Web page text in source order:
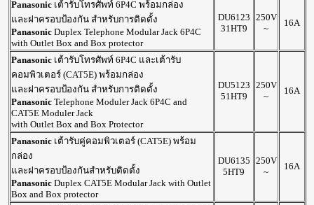
Panasonicเต้ารับโทรศัพท์ 6P4C พร้อมกล่อง
และฝาครอบป้องกัน สำหรับการติดตั้ง
PanasonicDuplex Telephone Modular Jack 6P4C
with Outlet Box and Box protector
DU6123
31HT9
250V
~
16A
Panasonicเต้ารับโทรศัพท์ 6P4C และเต้ารับ
คอมพิวเตอร์ (CAT5E) พร้อมกล่อง
และฝาครอบป้องกัน สำหรับการติดตั้ง
PanasonicTelephone Moduler Jack 6P4C and
CAT5E Moduler Jack
with Outlet Box and Box Protector
DU5123
51HT9
250V
~
16A
Panasonicเต้ารับคู่คอมพิวเตอร์ (CAT5E) พร้อม
กล่อง
และฝาครอบป้องกันสำหรับติดตั้ง
PanasonicDuplex CAT5E Modular Jack with Outlet
Box and Box protector
DU6135
5HT9
250V
~
16A